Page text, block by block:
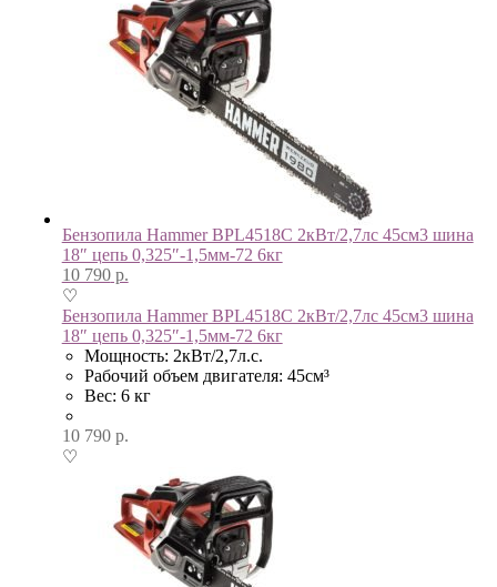
Бензопила Hammer BPL4518C 2кВт/2,7лс 45см3 шина
18″ цепь 0,325″-1,5мм-72 6кг
10 790р.
♡
Бензопила Hammer BPL4518C 2кВт/2,7лс 45см3 шина
18″ цепь 0,325″-1,5мм-72 6кг
Мощность: 2кВт/2,7л.с.
Рабочий объем двигателя: 45см³
Вес: 6 кг
10 790р.
♡